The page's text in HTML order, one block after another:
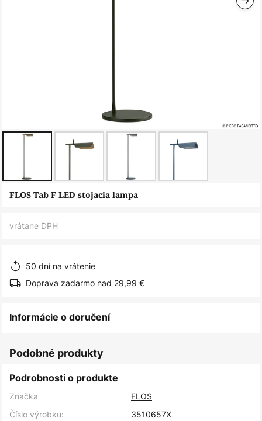
Preskočiť
FLOS Tab F LED stojacia lampa
vrátane DPH
50 dní na vrátenie
Doprava zadarmo nad 29,99 €
Informácie o doručení
Podobné produkty
Podrobnosti o produkte
Značka
FLOS
Číslo výrobku:
3510657X